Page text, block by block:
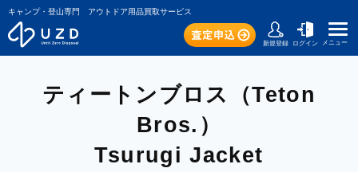
キャンプ・登山専門 アウトドア用品買取サービス
新規登録 ログイン メニュー
ティートンブロス（Teton
Bros.）
Tsurugi Jacket